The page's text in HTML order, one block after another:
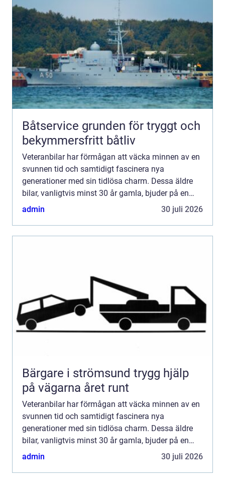
Båtservice grunden för tryggt och
bekymmersfritt båtliv
Veteranbilar har förmågan att väcka minnen av en
svunnen tid och samtidigt fascinera nya
generationer med sin tidlösa charm. Dessa äldre
bilar, vanligtvis minst 30 år gamla, bjuder på en
körupplevelse som g&...
admin 30 juli 2026
Bärgare i strömsund trygg hjälp
på vägarna året runt
Veteranbilar har förmågan att väcka minnen av en
svunnen tid och samtidigt fascinera nya
generationer med sin tidlösa charm. Dessa äldre
bilar, vanligtvis minst 30 år gamla, bjuder på en
körupplevelse som g&...
admin 30 juli 2026